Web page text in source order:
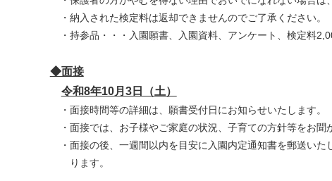
・ 納入された検定料は返却できませんのでご了承ください。
・持参品・・・入園願書、入園資料、アンケート、検定
※前年度
◆面接
令和8年10月3日（土）
・面接時間等の詳細は、願書受付日にお知らせいたします。
・面接では、お子様やご家庭の状況、子育ての方針等をお聞
・面接の後、一週間以内を目安に入園内定通知書を郵送いた
ります。